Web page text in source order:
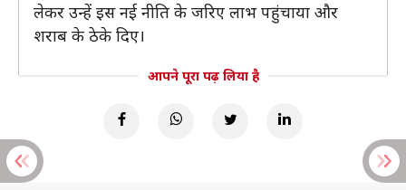
लेकर उन्हें इस नई नीति के जरिए लाभ पहुंचाया और
शराब के ठेके दिए।
आपने पूरा पढ़ लिया है